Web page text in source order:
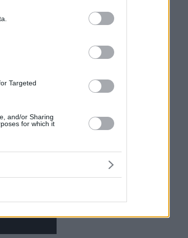
Targeted
and/or Sharing
for which it